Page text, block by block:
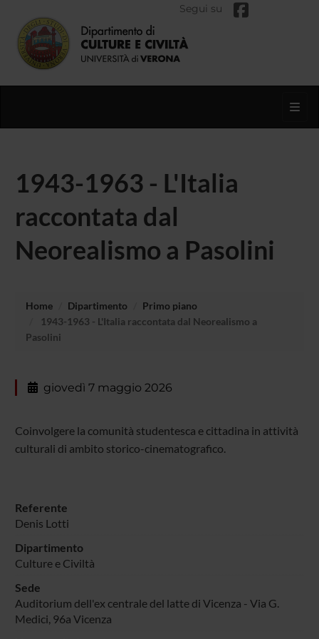
Segui su
1943-1963 - L'Italia
raccontata dal
Neorealismo a Pasolini
Home Dipartimento
Primo piano
1943-1963 - L'Italia raccontata dal Neorealismo a
Pasolini
giovedì 7 maggio 2026
Coinvolgere la comunità studentesca e cittadina in attività
culturali di ambito storico-cinematografico.
Referente
Denis Lotti
Dipartimento
Culture e Civiltà
Sede
Auditorium dell'ex centrale del latte di Vicenza - Via G.
Medici, 96a Vicenza